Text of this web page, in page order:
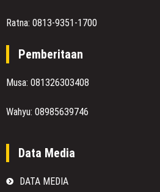
Ratna: 0813-9351-1700
Pemberitaan
Musa: 081326303408
Wahyu: 08985639746
Data Media
DATA MEDIA